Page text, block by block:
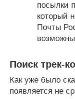
посылки
который
Почты
Поиск трек-
Как уже было
появляется не